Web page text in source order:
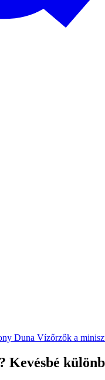
Duna Vízőrzők a
Kevésbé